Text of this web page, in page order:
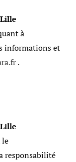
à
informations et
.
le
responsabilité